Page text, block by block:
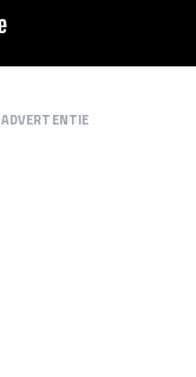
ADVERTENTIE